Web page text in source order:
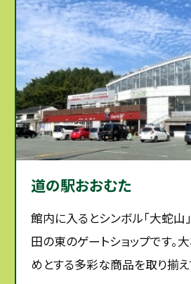
道の駅おおむた
館内に入るとシンボル「大蛇山
田の東のゲートショップです。
めとする多彩な商品を取り揃え